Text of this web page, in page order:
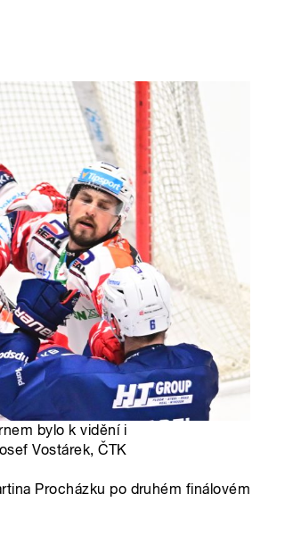
bylo k vidění i
Vostárek, ČTK
Procházku po druhém finálovém